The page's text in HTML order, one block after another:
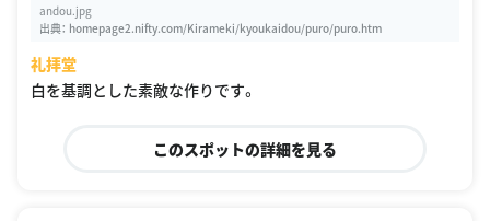
andou.jpg
出典： homepage2.nifty.com/Kirameki/kyoukaidou/puro/puro.htm
礼拝堂
白を基調とした素敵な作りです。
このスポットの詳細を見る